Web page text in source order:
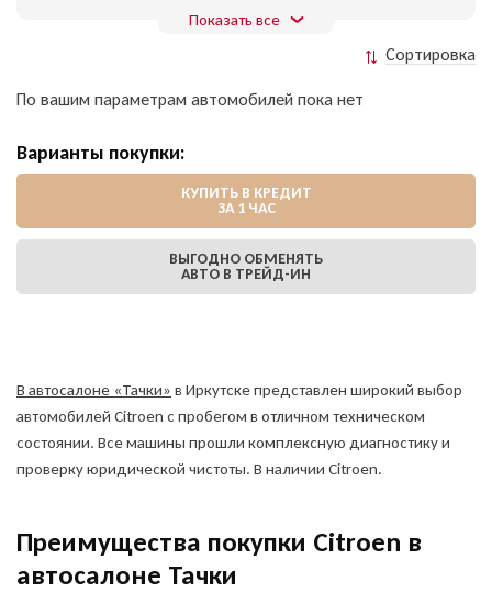
Показать все
Сортировка
По вашим параметрам автомобилей пока нет
Варианты покупки:
КУПИТЬ В КРЕДИТ
ЗА 1 ЧАС
ВЫГОДНО ОБМЕНЯТЬ
АВТО В ТРЕЙД-ИН
В автосалоне «Тачки» в Иркутске представлен широкий выбор
автомобилей Citroen с пробегом в отличном техническом
состоянии. Все машины прошли комплексную диагностику и
проверку юридической чистоты. В наличии Citroen.
Преимущества покупки Citroen в
автосалоне Тачки